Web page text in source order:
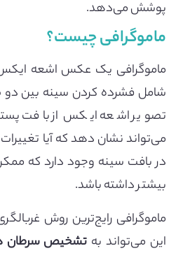
پوشش می‌دهد.
ماموگرافی چیست؟
ماموگرافی یک عکس اشعه
شامل فشرده‌ کردن سینه بین
تصویر اشعه ایکس از بافت
می‌تواند نشان دهد که آیا
در بافت سینه وجود دارد که
بیشتر داشته باشد.
ماموگرافی رایج‌ترین روش
این می‌تواند به تشخیص سرطان